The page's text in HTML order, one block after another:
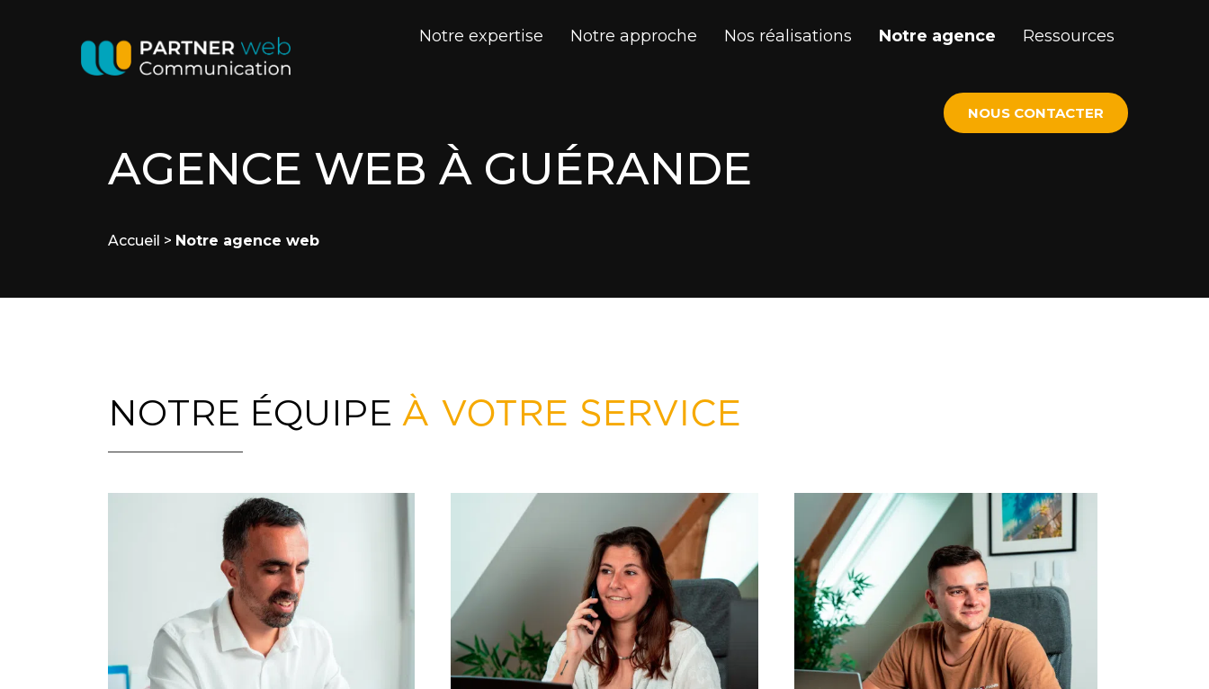
Notre expertise Notre approche Nos réalisations Notre agence Ressources
NOUS CONTACTER
AGENCE WEB À GUÉRANDE
Accueil > Notre agence web
NOTRE ÉQUIPE À VOTRE SERVICE